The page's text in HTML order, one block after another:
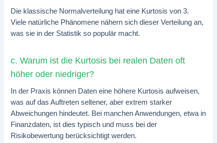
Die klassische Normalverteilung hat eine Kurtosis von 3.
Viele natürliche Phänomene nähern sich dieser Verteilung an,
was sie in der Statistik so populär macht.
c. Warum ist die Kurtosis bei realen Daten oft
höher oder niedriger?
In der Praxis können Daten eine höhere Kurtosis aufweisen,
was auf das Auftreten seltener, aber extrem starker
Abweichungen hindeutet. Bei manchen Anwendungen, etwa in
Finanzdaten, ist dies typisch und muss bei der
Risikobewertung berücksichtigt werden.